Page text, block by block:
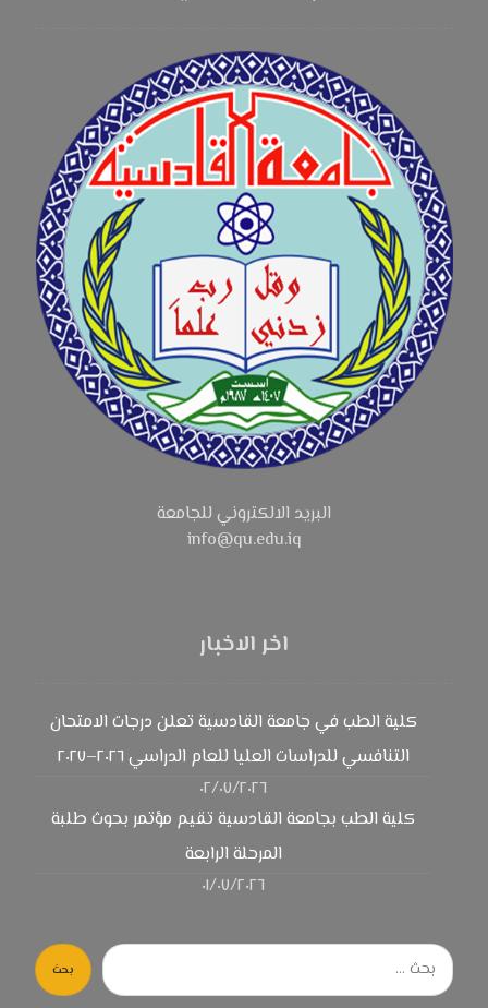
البريد الالكتروني للجامعة
info@qu.edu.iq
اخر الاخبار
كلية الطب في جامعة القادسية تعلن درجات الامتحان
التنافسي للدراسات العليا للعام الدراسي ٢٠٢٦–٢٠٢٧
٠٢/٠٧/٢٠٢٦
كلية الطب بجامعة القادسية تقيم مؤتمر بحوث طلبة
المرحلة الرابعة
٠١/٠٧/٢٠٢٦
بحث